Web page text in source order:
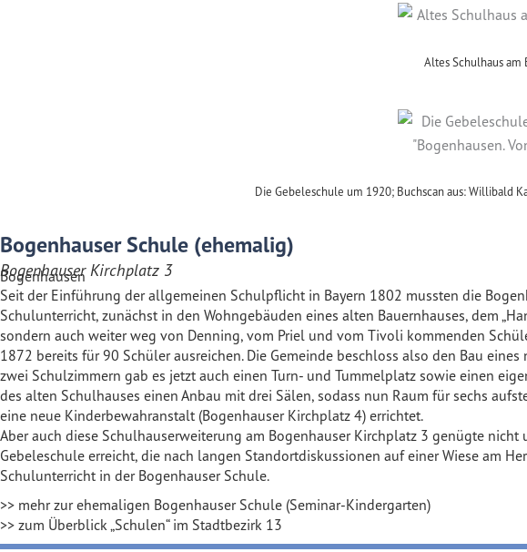
Altes Schulhaus
Die Gebeleschule um 1920; Buchscan aus: Willibald
Bogenhauser Schule (ehemalig)
Bogenhauser Kirchplatz 3
Bogenhausen
Seit der Einführung der allgemeinen Schulpflicht in Bayern 1802 mussten die
Schulunterricht, zunächst in den Wohngebäuden eines alten Bauernhauses, dem
sondern auch weiter weg von Denning, vom Priel und vom Tivoli kommenden
1872 bereits für 90 Schüler ausreichen. Die Gemeinde beschloss also den Bau
zwei Schulzimmern gab es jetzt auch einen Turn- und Tummelplatz sowie einen
des alten Schulhauses einen Anbau mit drei Sälen, sodass nun Raum für sechs
eine neue Kinderbewahranstalt (Bogenhauser Kirchplatz 4) errichtet.
Aber auch diese Schulhauserweiterung am Bogenhauser Kirchplatz 3 genügte
Gebeleschule erreicht, die nach langen Standortdiskussionen auf einer Wiese am
Schulunterricht in der Bogenhauser Schule.
>> mehr zur ehemaligen Bogenhauser Schule (Seminar-Kindergarten)
>> zum Überblick „Schulen“ im Stadtbezirk 13